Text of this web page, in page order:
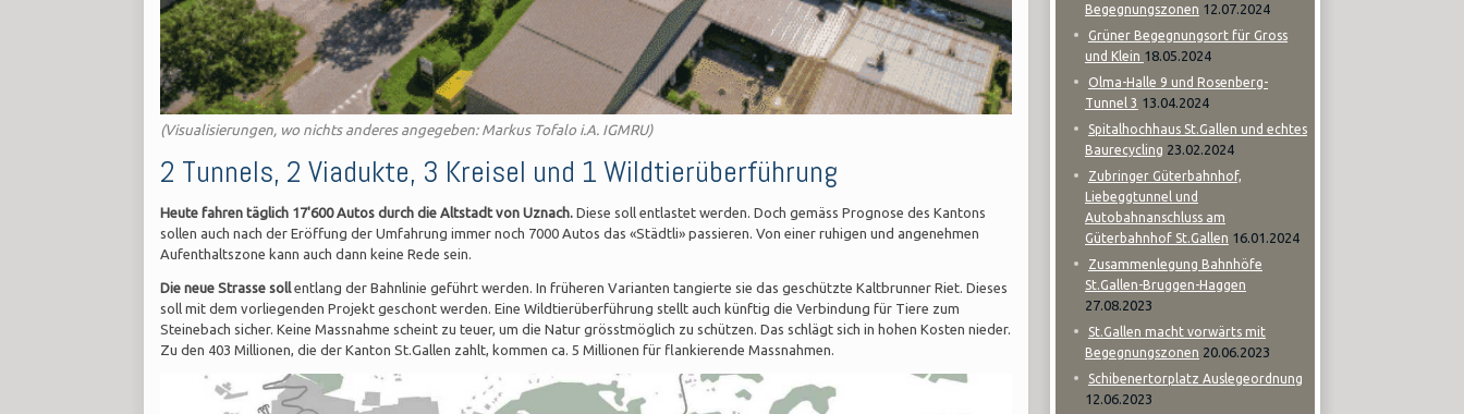
(Visualisierungen, wo nichts anderes angegeben: Markus Tofalo i.A. IGMRU)
2 Tunnels, 2 Viadukte, 3 Kreisel und 1 Wildtierüberführung
Heute fahren täglich 17'600 Autos durch die Altstadt von Uznach. Diese soll entlastet werden. Doch gemäss Prognose des Kantons
sollen auch nach der Eröffung der Umfahrung immer noch 7000 Autos das «Städtli» passieren. Von einer ruhigen und angenehmen
Aufenthaltszone kann auch dann keine Rede sein.
Die neue Strasse soll entlang der Bahnlinie geführt werden. In früheren Varianten tangierte sie das geschützte Kaltbrunner Riet. Dieses
soll mit dem vorliegenden Projekt geschont werden. Eine Wildtierüberführung stellt auch künftig die Verbindung für Tiere zum
Steinebach sicher. Keine Massnahme scheint zu teuer, um die Natur grösstmöglich zu schützen. Das schlägt sich in hohen Kosten nieder.
Zu den 403 Millionen, die der Kanton St.Gallen zahlt, kommen ca. 5 Millionen für flankierende Massnahmen.
Begegnungszonen 12.07.2024
Grüner Begegnungsort für Gross
und Klein 18.05.2024
Olma-Halle 9 und Rosenberg-
Tunnel 3 13.04.2024
Spitalhochhaus St.Gallen und echtes
Baurecycling 23.02.2024
Zubringer Güterbahnhof,
Liebeggtunnel und
Autobahnanschluss am
Güterbahnhof St.Gallen 16.01.2024
Zusammenlegung Bahnhöfe
St.Gallen-Bruggen-Haggen
27.08.2023
St.Gallen macht vorwärts mit
Begegnungszonen 20.06.2023
Schibenertorplatz Auslegeordnung
12.06.2023